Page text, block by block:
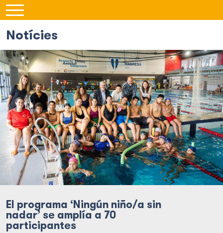
Notícies
El programa ‘Ningún niño/a sin
nadar’ se amplía a 70
participantes